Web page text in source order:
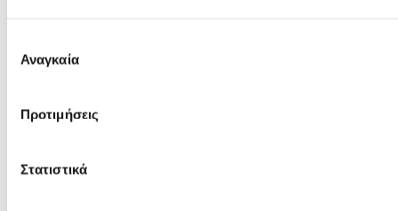
συγκατάθεσης
Αναγκαία
Προτιμήσεις
Στατιστικά